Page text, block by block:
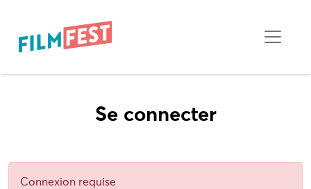
Se connecter
Connexion requise